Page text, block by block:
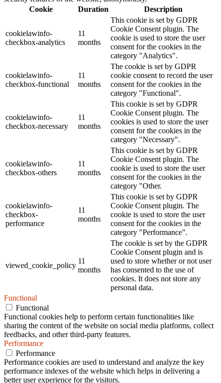
Cookie
Duration Description
cookielawinfo-
checkbox-analytics
11
months
This cookie is set by GDPR
Cookie Consent plugin. The
cookie is used to store the user
consent for the cookies in the
category "Analytics".
cookielawinfo-
checkbox-functional
11
months
The cookie is set by GDPR
cookie consent to record the user
consent for the cookies in the
category "Functional".
cookielawinfo-
checkbox-necessary
11
months
This cookie is set by GDPR
Cookie Consent plugin. The
cookies is used to store the user
consent for the cookies in the
category "Necessary".
cookielawinfo-
checkbox-others
11
months
This cookie is set by GDPR
Cookie Consent plugin. The
cookie is used to store the user
consent for the cookies in the
category "Other.
cookielawinfo-
checkbox-
performance
11
months
This cookie is set by GDPR
Cookie Consent plugin. The
cookie is used to store the user
consent for the cookies in the
category "Performance".
viewed_cookie_policy
11
months
The cookie is set by the GDPR
Cookie Consent plugin and is
used to store whether or not user
has consented to the use of
cookies. It does not store any
personal data.
Functional
Functional
Functional cookies help to perform certain functionalities like
sharing the content of the website on social media platforms, collect
feedbacks, and other third-party features.
Performance
Performance
Performance cookies are used to understand and analyze the key
performance indexes of the website which helps in delivering a
better user experience for the visitors.